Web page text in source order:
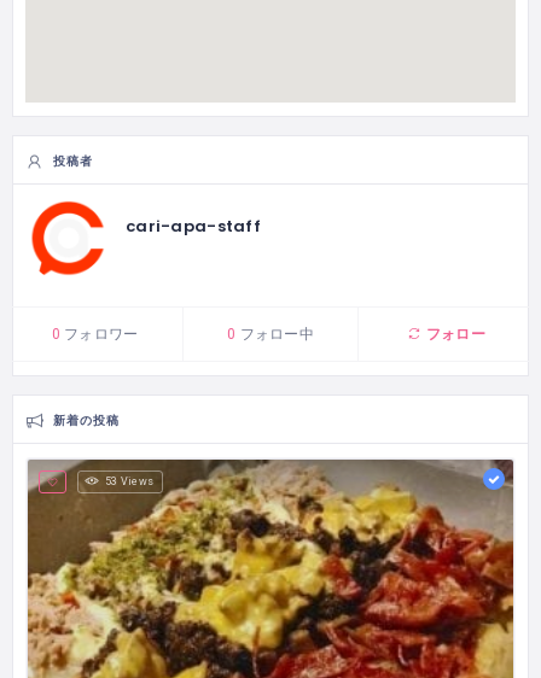
投稿者
cari-apa-staff
0 フォロワー 0 フォロー中 フォロー
新着の投稿
53 Views